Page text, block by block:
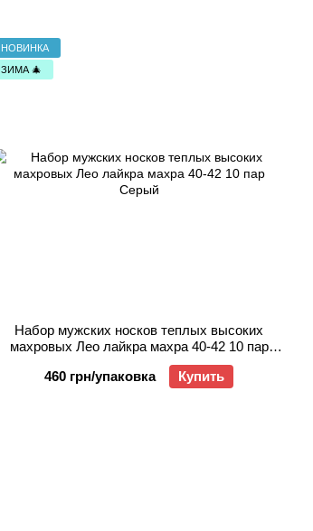
НОВИНКА
ЗИМА 🎄
Набор мужских носков теплых высоких
махровых Лео лайкра махра 40-42 10 пар
460 грн/упаковка
Купить